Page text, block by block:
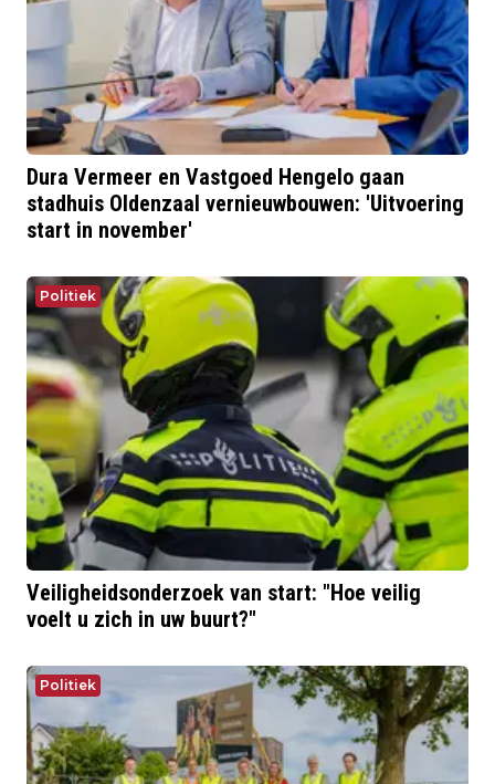
Dura Vermeer en Vastgoed Hengelo gaan
stadhuis Oldenzaal vernieuwbouwen: 'Uitvoering
start in november'
Politiek
Veiligheidsonderzoek van start: "Hoe veilig
voelt u zich in uw buurt?"
Politiek